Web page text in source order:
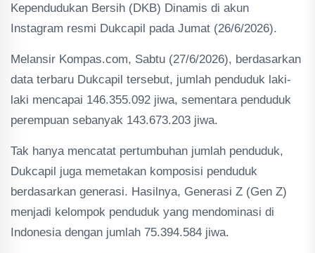
Kependudukan Bersih (DKB) Dinamis di akun
Instagram resmi Dukcapil pada Jumat (26/6/2026).
Melansir Kompas.com, Sabtu (27/6/2026), berdasarkan
data terbaru Dukcapil tersebut, jumlah penduduk laki-
laki mencapai 146.355.092 jiwa, sementara penduduk
perempuan sebanyak 143.673.203 jiwa.
Tak hanya mencatat pertumbuhan jumlah penduduk,
Dukcapil juga memetakan komposisi penduduk
berdasarkan generasi. Hasilnya, Generasi Z (Gen Z)
menjadi kelompok penduduk yang mendominasi di
Indonesia dengan jumlah 75.394.584 jiwa.